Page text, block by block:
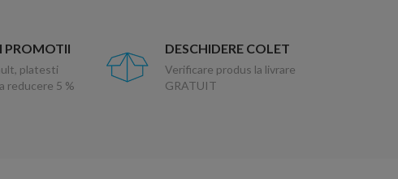
PROMOTII
platesti
reducere 5 %
DESCHIDERE COLET
Verificare produs la livrare
GRATUIT